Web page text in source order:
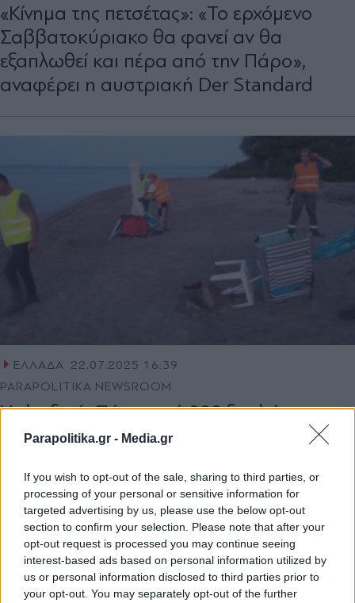
Parapolitika.gr - Media.gr
If you wish to opt-out of the sale, sharing to third parties, or
processing of your personal or sensitive information for
targeted advertising by us, please use the below opt-out
section to confirm your selection. Please note that after your
opt-out request is processed you may continue seeing
interest-based ads based on personal information utilized by
us or personal information disclosed to third parties prior to
your opt-out. You may separately opt-out of the further
«Κίνημα της πετσέτας»: «Το ερχόμενο
Σαββατοκύριακο θα φανεί αν θα
εξαπλωθεί και πέρα από την Πάρο»,
αναφέρει η αυστριακή Der Standard
ΕΛΛΑΔΑ 22.07.2025 16:39
PARAPOLITIKA NEWSROOM
Χαλκιδική: Πάνω από 200 ξαπλώστρες
και ομπρέλες απομάκρυνε ο Δήμος
Γερακινής (Εικόνες)